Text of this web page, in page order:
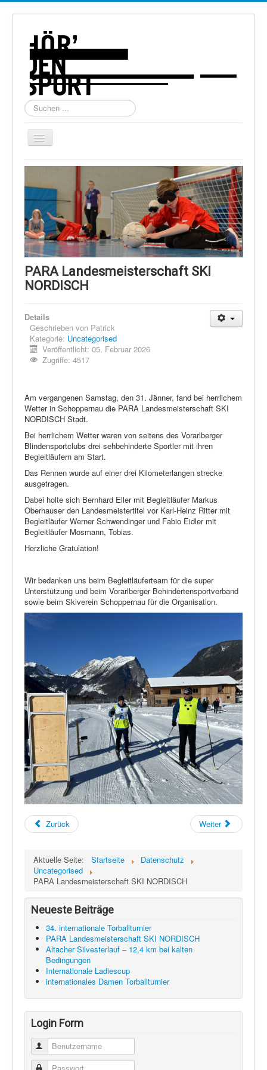
Suchen
...
Navigation
Home
Über uns
Torball
Schießen
Schi Alpin
Schi Nordisch
Laufen
Datenschutz
PARA Landesmeisterschaft SKI
NORDISCH
Details
Geschrieben von Patrick
Kategorie: Uncategorised
Veröffentlicht: 05. Februar 2026
Zugriffe: 4517
Am vergangenen Samstag, den 31. Jänner, fand bei herrlichem
Wetter in Schoppernau die PARA Landesmeisterschaft SKI
NORDISCH Stadt.
Bei herrlichem Wetter waren von seitens des Vorarlberger
Blindensportclubs drei sehbehinderte Sportler mit ihren
Begleitläufern am Start.
Das Rennen wurde auf einer drei Kilometerlangen strecke
ausgetragen.
Dabei holte sich Bernhard Eller mit Begleitläufer Markus
Oberhauser den Landesmeistertitel vor Karl-Heinz Ritter mit
Begleitläufer Werner Schwendinger und Fabio Eidler mit
Begleitläufer Mosmann, Tobias.
Herzliche Gratulation!
Wir bedanken uns beim Begleitläuferteam für die super
Unterstützung und beim Vorarlberger Behindertensportverband
sowie beim Skiverein Schoppernau für die Organisation.
Zurück Weiter
Aktuelle Seite: Startseite
Datenschutz
Uncategorised
PARA Landesmeisterschaft SKI NORDISCH
Neueste Beiträge
34. internationale Torballturnier
PARA Landesmeisterschaft SKI NORDISCH
Altacher Silvesterlauf – 12,4 km bei kalten
Bedingungen
Internationale Ladiescup
internationales Damen Torballturnier
Login Form
Benutzername